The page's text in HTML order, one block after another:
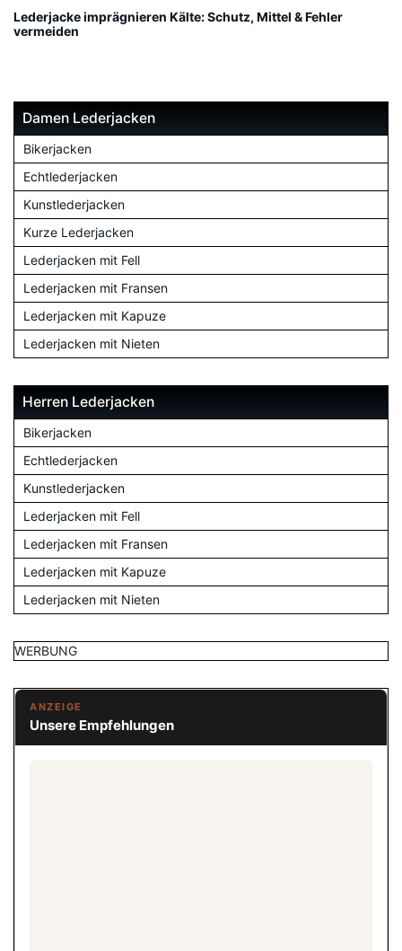
Lederjacke imprägnieren Kälte: Schutz, Mittel & Fehler
vermeiden
Damen Lederjacken
Bikerjacken
Echtlederjacken
Kunstlederjacken
Kurze Lederjacken
Lederjacken mit Fell
Lederjacken mit Fransen
Lederjacken mit Kapuze
Lederjacken mit Nieten
Herren Lederjacken
Bikerjacken
Echtlederjacken
Kunstlederjacken
Lederjacken mit Fell
Lederjacken mit Fransen
Lederjacken mit Kapuze
Lederjacken mit Nieten
WERBUNG
ANZEIGE
Unsere Empfehlungen